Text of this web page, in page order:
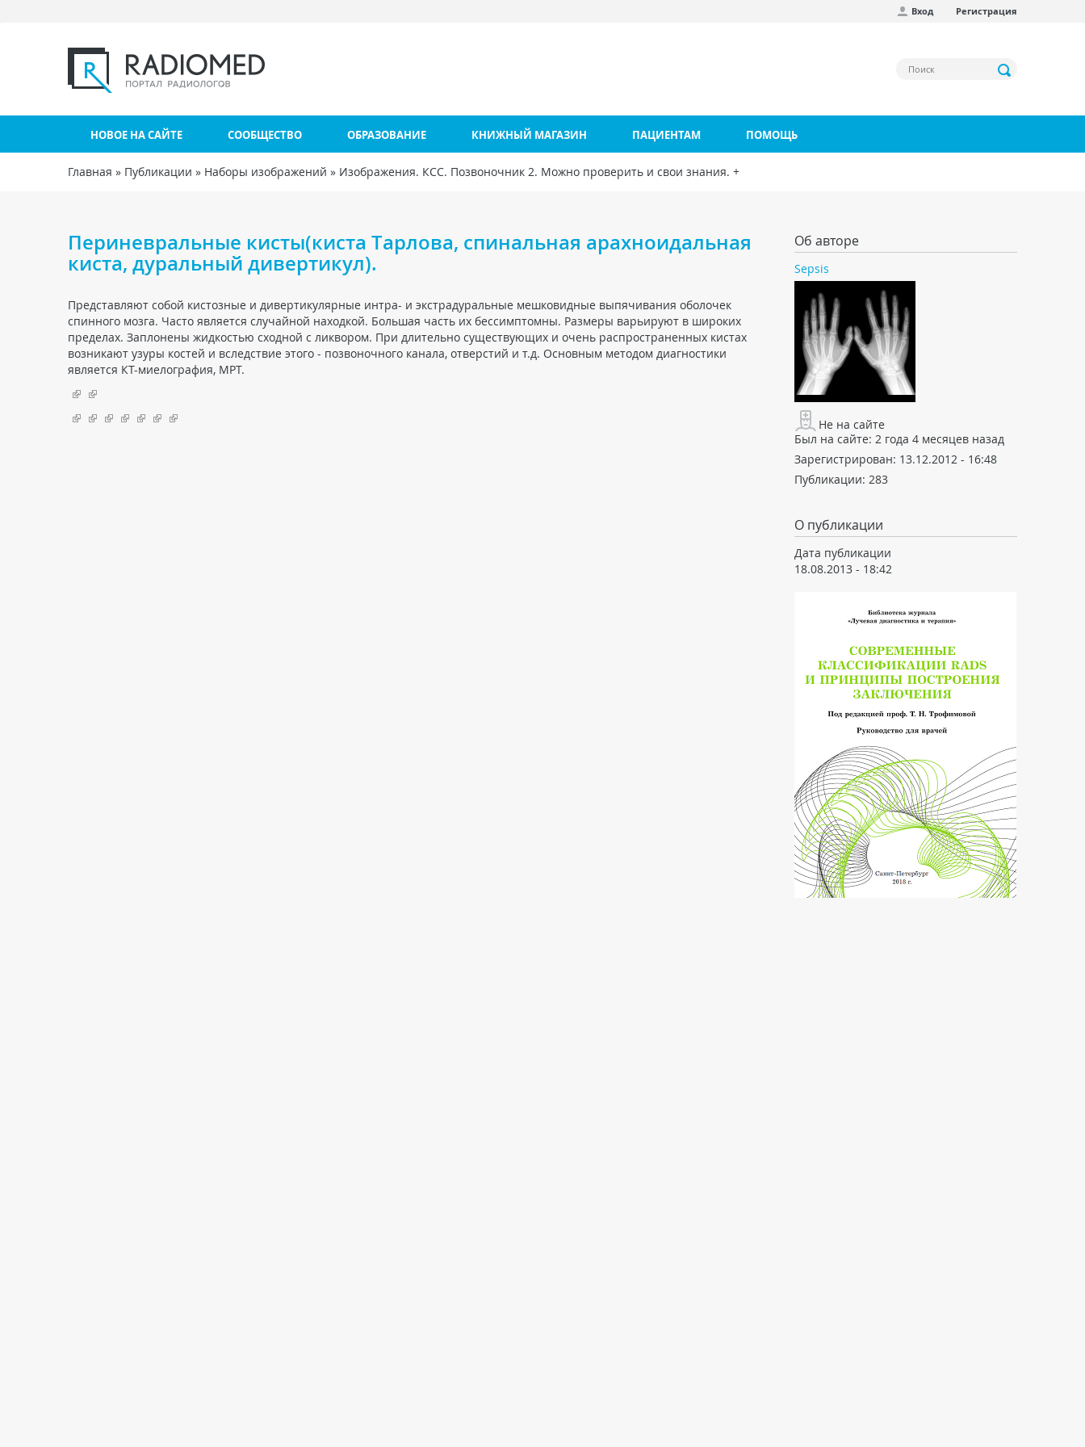
Вход Регистрация
НОВОЕ НА САЙТЕ СООБЩЕСТВО ОБРАЗОВАНИЕ КНИЖНЫЙ МАГАЗИН ПАЦИЕНТАМ ПОМОЩЬ
Вы здесь
Главная » Публикации » Наборы изображений » Изображения. КСС. Позвоночник 2. Можно проверить и свои знания. +
Периневральные кисты(киста Тарлова, спинальная арахноидальная
киста, дуральный дивертикул).
Представляют собой кистозные и дивертикулярные интра- и экстрадуральные мешковидные выпячивания оболочек
спинного мозга. Часто является случайной находкой. Большая часть их бессимптомны. Размеры варьируют в широких
пределах. Заплонены жидкостью сходной с ликвором. При длительно существующих и очень распространенных кистах
возникают узуры костей и вследствие этого - позвоночного канала, отверстий и т.д. Основным методом диагностики
является КТ-миелография, МРТ.
Об авторе
Sepsis
Не на сайте
Был на сайте: 2 года 4 месяцев назад
Зарегистрирован: 13.12.2012 - 16:48
Публикации: 283
О публикации
Дата публикации
18.08.2013 - 18:42